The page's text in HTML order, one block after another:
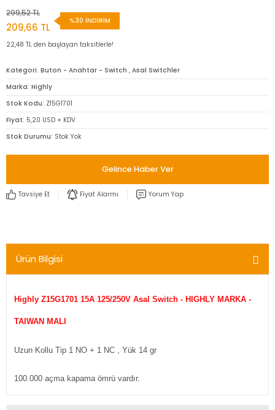
299,52 TL
209,66 TL
%30 İNDİRİM
22,48 TL den başlayan taksitlerle!
Kategori Buton - Anahtar - Switch , Asal Switchler
Marka Highly
Stok Kodu Z15G1701
Fiyat 5,20 USD + KDV
Stok Durumu Stok Yok
Gelince Haber Ver
Tavsiye Et Fiyat Alarmı Yorum Yap
Ürün Bilgisi
Highly Z15G1701 15A 125/250V Asal Switch - HIGHLY MARKA -
TAIWAN MALI
Uzun Kollu Tip 1 NO + 1 NC , Yük 14 gr
100.000 açma kapama ömrü vardır.